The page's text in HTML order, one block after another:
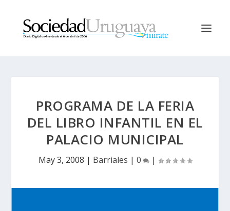
PROGRAMA DE LA FERIA
DEL LIBRO INFANTIL EN EL
PALACIO MUNICIPAL
May 3, 2008 | Barriales | 0 |